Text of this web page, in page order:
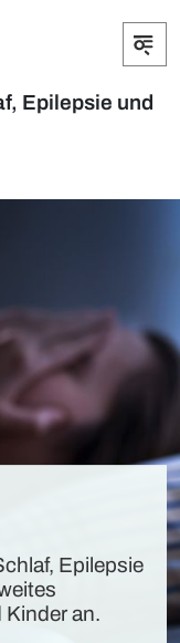
Epilepsie und
Epilepsie
an.